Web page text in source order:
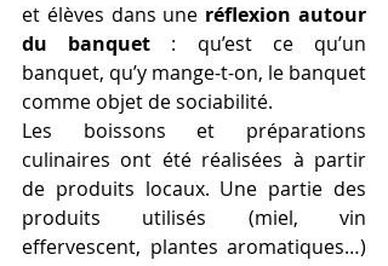
et élèves dans une réflexion autour
du banquet : qu’est ce qu’un
banquet, qu’y mange-t-on, le banquet
comme objet de sociabilité.
Les boissons et préparations
culinaires ont été réalisées à partir
de produits locaux. Une partie des
produits utilisés (miel, vin
effervescent, plantes aromatiques…)